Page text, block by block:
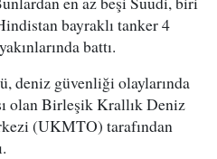
bayraklı tanker 4
battı.
deniz güvenliği olaylarında
olan Birleşik Krallık Deniz
(UKMTO) tarafından